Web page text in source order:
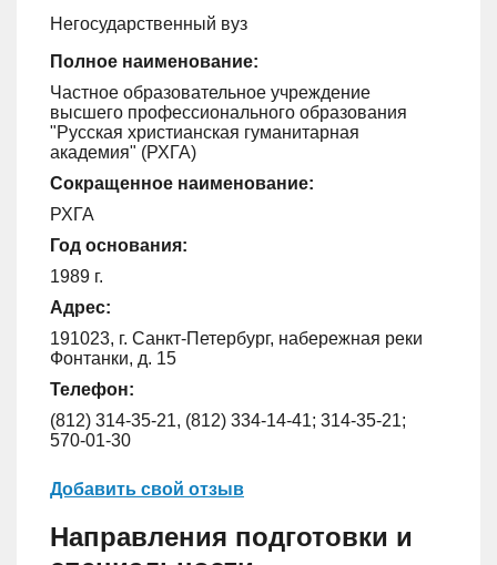
Негосударственный вуз
Полное наименование:
Частное образовательное учреждение
высшего профессионального образования
"Русская христианская гуманитарная
академия" (РХГА)
Сокращенное наименование:
РХГА
Год основания:
1989 г.
Адрес:
191023, г. Санкт-Петербург, набережная реки
Фонтанки, д. 15
Телефон:
(812) 314-35-21, (812) 334-14-41; 314-35-21;
570-01-30
Добавить свой отзыв
Направления подготовки и